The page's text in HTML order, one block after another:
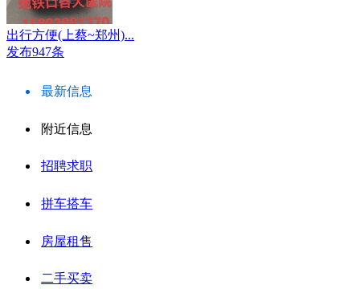
出行方便(上蔡~郑州)...
发布947条
最新信息
附近信息
招聘求职
拼车搭车
房屋租售
二手买卖